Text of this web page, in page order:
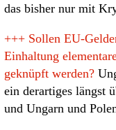
das bisher nur mit
+++ Sollen EU-
Einhaltung
geknüpft werden?
ein derartiges längst
und Ungarn und